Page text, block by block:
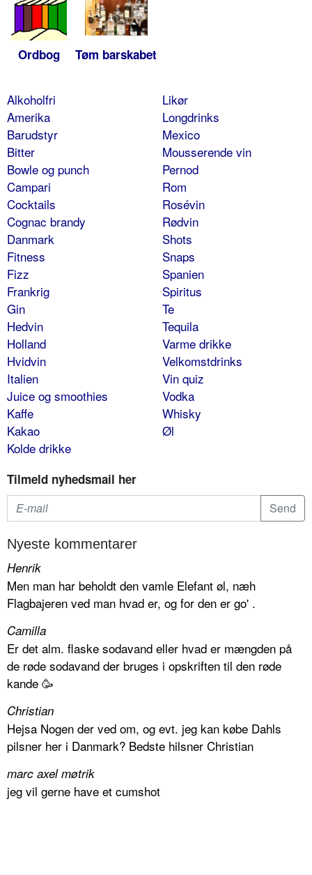
Ordbog Tøm barskabet
Alkoholfri
Amerika
Barudstyr
Bitter
Bowle og punch
Campari
Cocktails
Cognac brandy
Danmark
Fitness
Fizz
Frankrig
Gin
Hedvin
Holland
Hvidvin
Italien
Juice og smoothies
Kaffe
Kakao
Kolde drikke
Likør
Longdrinks
Mexico
Mousserende vin
Pernod
Rom
Rosévin
Rødvin
Shots
Snaps
Spanien
Spiritus
Te
Tequila
Varme drikke
Velkomstdrinks
Vin quiz
Vodka
Whisky
Øl
Tilmeld nyhedsmail her
Nyeste kommentarer
Henrik
Men man har beholdt den vamle Elefant øl, næh
Flagbajeren ved man hvad er, og for den er go' .
Camilla
Er det alm. flaske sodavand eller hvad er mængden på
de røde sodavand der bruges i opskriften til den røde
kande 🥳
Christian
Hejsa Nogen der ved om, og evt. jeg kan købe Dahls
pilsner her i Danmark? Bedste hilsner Christian
marc axel møtrik
jeg vil gerne have et cumshot